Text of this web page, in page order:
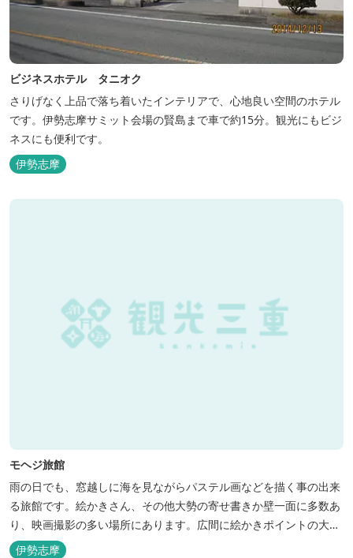
ビジネスホテル タニオク
さりげなく上品で落ち着いたインテリアで、心地良い空間のホテル
です。伊勢志摩サミット会場の賢島まで車で約15分。観光にもビジ
ネスにも便利です。
伊勢志摩
モヘジ旅館
雨の日でも、窓越しに海を見ながらパステル画などを描く事の出来
る旅館です。絵かきさん、その他大勢の寄せ書きか壁一面に多数あ
り、映画撮影の多い場所にあります。広間に絵かきポイントの大地
図がありますので合宿の際などの打ち合わせも行えます。
伊勢志摩